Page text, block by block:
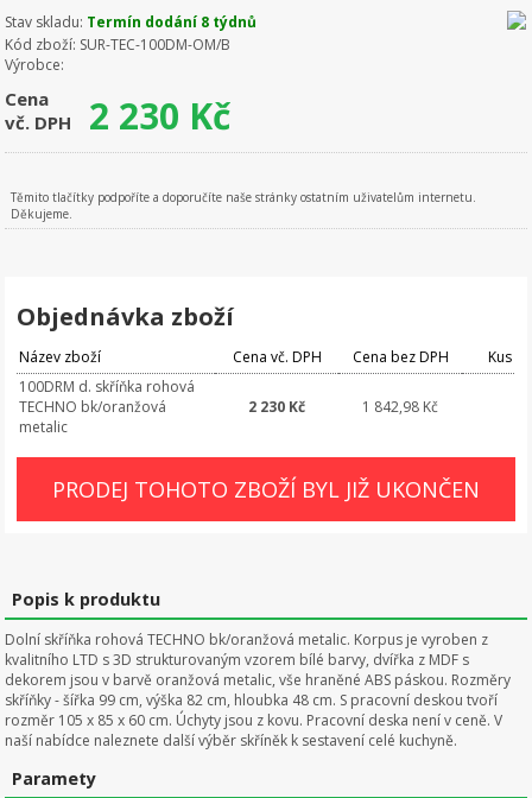
Stav skladu: Termín dodání 8 týdnů
Kód zboží: SUR-TEC-100DM-OM/B
Výrobce:
Cena
vč. DPH
2 230 Kč
Těmito tlačítky podpoříte a doporučíte naše stránky ostatním uživatelům internetu.
Děkujeme.
Objednávka zboží
Název zboží Cena vč. DPH Cena bez DPH
Kus
100DRM d. skříňka rohová
TECHNO bk/oranžová
metalic
2 230 Kč 1 842,98 Kč
PRODEJ TOHOTO ZBOŽÍ BYL JIŽ UKONČEN
Popis k produktu
Dolní skříňka rohová TECHNO bk/oranžová metalic. Korpus je vyroben z
kvalitního LTD s 3D strukturovaným vzorem bílé barvy, dvířka z MDF s
dekorem jsou v barvě oranžová metalic, vše hraněné ABS páskou. Rozměry
skříňky - šířka 99 cm, výška 82 cm, hloubka 48 cm. S pracovní deskou tvoří
rozměr 105 x 85 x 60 cm. Úchyty jsou z kovu. Pracovní deska není v ceně. V
naší nabídce naleznete další výběr skříněk k sestavení celé kuchyně.
Paramety